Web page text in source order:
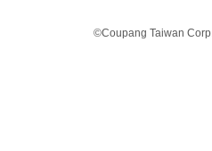
©Coupang Taiwan